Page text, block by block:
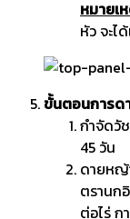
หมายเ
หัว จะไ
ขั้นตอนการด
กำจัดวั
45 วัน
ดายหญ้
ตรานก
ต่อไร่ ก